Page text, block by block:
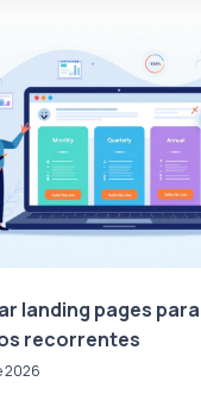
landing pages
recorrentes
2026